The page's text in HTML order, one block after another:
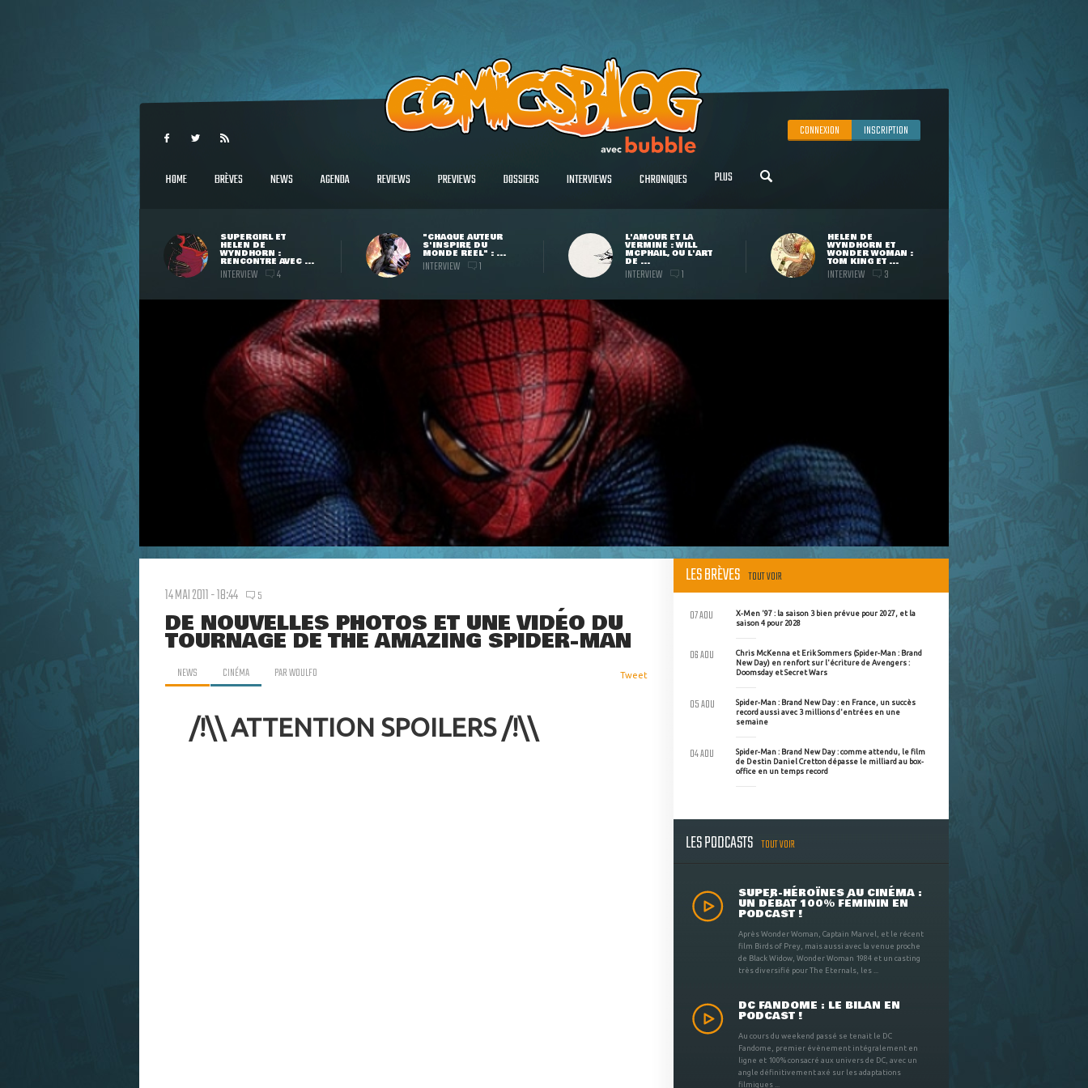
CONNEXION INSCRIPTION
HOME BRÈVES NEWS AGENDA REVIEWS PREVIEWS DOSSIERS INTERVIEWS CHRONIQUES PLUS
SUPERGIRL ET
HELEN DE
WYNDHORN :
RENCONTRE AVEC ...
INTERVIEW 4
"CHAQUE AUTEUR
S'INSPIRE DU
MONDE RÉEL" : ...
INTERVIEW 1
L'AMOUR ET LA
VERMINE : WILL
MCPHAIL, OU L'ART
DE ...
INTERVIEW 1
HELEN DE
WYNDHORN ET
WONDER WOMAN :
TOM KING ET ...
INTERVIEW 3
14 MAI 2011 - 18:44 5
DE NOUVELLES PHOTOS ET UNE VIDÉO DU
TOURNAGE DE THE AMAZING SPIDER-MAN
NEWS CINÉMA PARWOULFO Tweet
/!\\ ATTENTION SPOILERS /!\\
LES BRÈVES TOUT VOIR
X-Men '97 : la saison 3 bien prévue pour 2027, et la
saison 4 pour 2028
07 AOU
Chris McKenna et Erik Sommers (Spider-Man : Brand
New Day) en renfort sur l'écriture de Avengers :
Doomsday et Secret Wars
06 AOU
Spider-Man : Brand New Day : en France, un succès
record aussi avec 3 millions d'entrées en une
semaine
05 AOU
Spider-Man : Brand New Day : comme attendu, le film
de Destin Daniel Cretton dépasse le milliard au box-
office en un temps record
04 AOU
LES PODCASTS TOUT VOIR
SUPER-HÉROÏNES AU CINÉMA :
UN DÉBAT 100% FÉMININ EN
PODCAST !
Après Wonder Woman, Captain Marvel, et le récent
film Birds of Prey, mais aussi avec la venue proche
de Black Widow, Wonder Woman 1984 et un casting
très diversifié pour The Eternals, les ...
DC FANDOME : LE BILAN EN
PODCAST !
Au cours du weekend passé se tenait le DC
Fandome, premier évènement intégralement en
ligne et 100% consacré aux univers de DC, avec un
angle définitivement axé sur les adaptations
filmiques ...